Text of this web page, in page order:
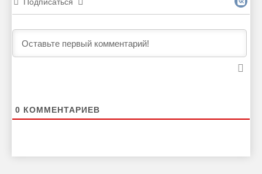
Подписаться
0 КОММЕНТАРИЕВ